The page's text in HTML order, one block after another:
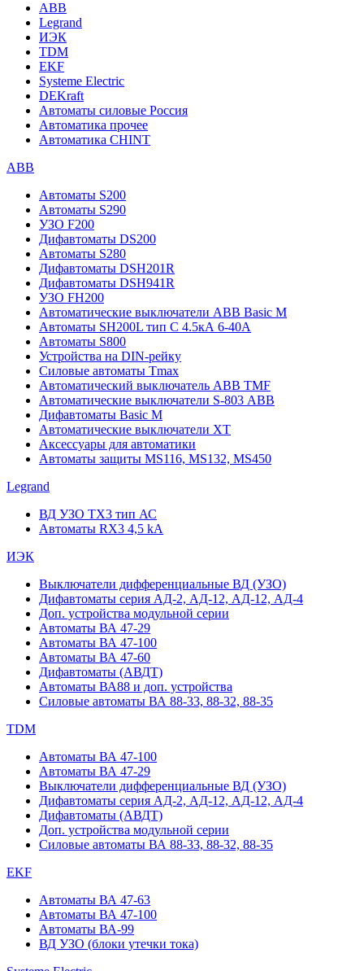
ABB
Legrand
ИЭК
TDM
EKF
Systeme Electric
DEKraft
Автоматы силовые Россия
Автоматика прочее
Автоматика CHINT
ABB
Автоматы S200
Автоматы S290
УЗО F200
Дифавтоматы DS200
Автоматы S280
Дифавтоматы DSH201R
Дифавтоматы DSH941R
УЗО FH200
Автоматические выключатели ABB Basic M
Автоматы SH200L тип С 4.5кА 6-40А
Автоматы S800
Устройства на DIN-рейку
Силовые автоматы Tmax
Автоматический выключатель ABB TMF
Автоматические выключатели S-803 АВВ
Дифавтоматы Basic M
Автоматические выключатели XT
Аксессуары для автоматики
Автоматы защиты MS116, MS132, MS450
Legrand
ВД УЗО TX3 тип АС
Автоматы RX3 4,5 kA
ИЭК
Выключатели дифференциальные ВД (УЗО)
Дифавтоматы серия АД-2, АД-12, АД-12, АД-4
Доп. устройства модульной серии
Автоматы ВА 47-29
Автоматы ВА 47-100
Автоматы ВА 47-60
Дифавтоматы (АВДТ)
Автоматы ВА88 и доп. устройства
Силовые автоматы ВА 88-33, 88-32, 88-35
TDM
Автоматы ВА 47-100
Автоматы ВА 47-29
Выключатели дифференциальные ВД (УЗО)
Дифавтоматы серия АД-2, АД-12, АД-12, АД-4
Дифавтоматы (АВДТ)
Доп. устройства модульной серии
Силовые автоматы ВА 88-33, 88-32, 88-35
EKF
Автоматы ВА 47-63
Автоматы ВА 47-100
Автоматы ВА-99
ВД УЗО (блоки утечки тока)